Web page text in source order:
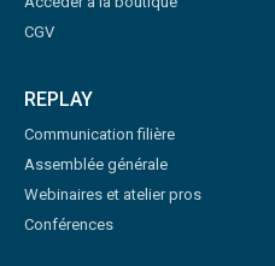
CGV
REPLAY
Communication filière
Assemblée générale
Webinaires et atelier pros
Conférences